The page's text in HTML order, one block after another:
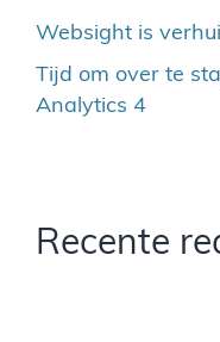
Websight is
Tijd om over te
Analytics 4
Recente